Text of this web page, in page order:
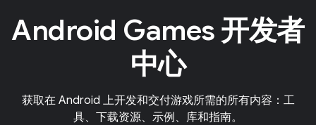
Android Games 开发者
中心
获取在 Android 上开发和交付游戏所需的所有内容：工
具、下载资源、示例、库和指南。